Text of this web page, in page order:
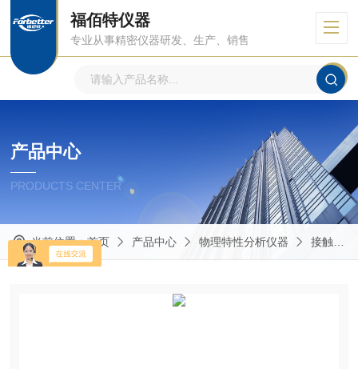
福佰特仪器
专业从事精密仪器研发、生产、销售
产品中心
PRODUCTS CENTER
当前位置：首页 产品中心 物理特性分析仪器 接触角